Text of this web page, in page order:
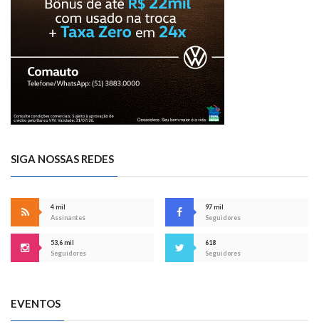
SIGA NOSSAS REDES
4 mil
Assinantes
97 mil
Seguidores
53,6 mil
Seguidores
618
Seguidores
EVENTOS